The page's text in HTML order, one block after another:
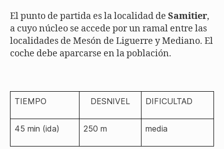
El punto de partida es la localidad de Samitier,
a cuyo núcleo se accede por un ramal entre las
localidades de Mesón de Liguerre y Mediano. El
coche debe aparcarse en la población.
TIEMPO DESNIVEL DIFICULTAD
45 min (ida) 250 m media